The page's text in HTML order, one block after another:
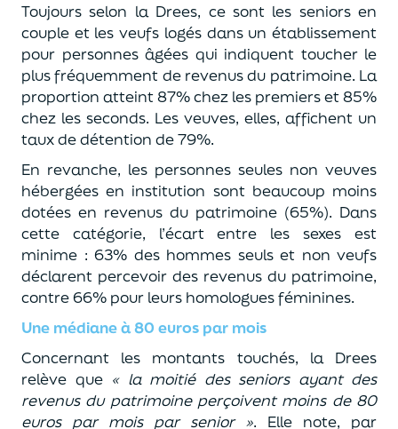
Toujours selon la Drees, ce sont les seniors en
couple et les veufs logés dans un établissement
pour personnes âgées qui indiquent toucher le
plus fréquemment de revenus du patrimoine. La
proportion atteint 87% chez les premiers et 85%
chez les seconds. Les veuves, elles, affichent un
taux de détention de 79%.
En revanche, les personnes seules non veuves
hébergées en institution sont beaucoup moins
dotées en revenus du patrimoine (65%). Dans
cette catégorie, l’écart entre les sexes est
minime : 63% des hommes seuls et non veufs
déclarent percevoir des revenus du patrimoine,
contre 66% pour leurs homologues féminines.
Une médiane à 80 euros par mois
Concernant les montants touchés, la Drees
relève que « la moitié des seniors ayant des
revenus du patrimoine perçoivent moins de 80
euros par mois par senior ». Elle note, par